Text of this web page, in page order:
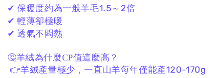
✔ 保暖度約為一般羊毛1.5～2倍
✔ 輕薄卻極暖
✔ 透氣不悶熱
🤔羊絨為什麼CP值這麼高？
👉羊絨產量極少，一直山羊每年僅能產120-170g